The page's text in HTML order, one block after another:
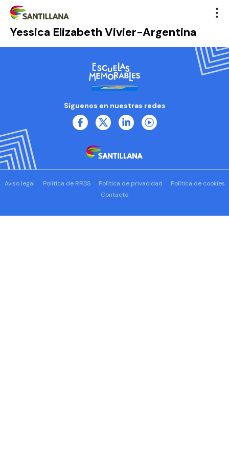
Yessica Elizabeth Vivier-Argentina
Síguenos en nuestras redes
Aviso legal Política de RRSS Política de privacidad
Política de cookies
Contacto